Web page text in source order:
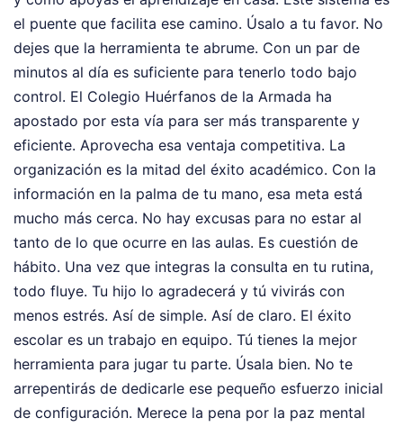
el puente que facilita ese camino. Úsalo a tu favor. No
dejes que la herramienta te abrume. Con un par de
minutos al día es suficiente para tenerlo todo bajo
control. El Colegio Huérfanos de la Armada ha
apostado por esta vía para ser más transparente y
eficiente. Aprovecha esa ventaja competitiva. La
organización es la mitad del éxito académico. Con la
información en la palma de tu mano, esa meta está
mucho más cerca. No hay excusas para no estar al
tanto de lo que ocurre en las aulas. Es cuestión de
hábito. Una vez que integras la consulta en tu rutina,
todo fluye. Tu hijo lo agradecerá y tú vivirás con
menos estrés. Así de simple. Así de claro. El éxito
escolar es un trabajo en equipo. Tú tienes la mejor
herramienta para jugar tu parte. Úsala bien. No te
arrepentirás de dedicarle ese pequeño esfuerzo inicial
de configuración. Merece la pena por la paz mental